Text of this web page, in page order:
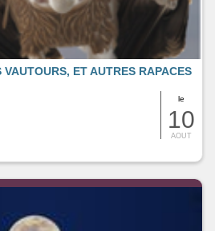
le
10
AOUT
ET AUTRES RAPACES